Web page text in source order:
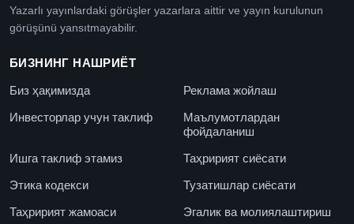
Yazarlı yayınlardaki görüşler yazarlara aittir ve yayın kurulunun
görüşünü yansıtmayabilir.
БИЗНИНГ НАШРИЁТ
Биз ҳақимизда
Реклама жойлаш
Инвесторлар учун таклиф
Маълумотлардан
фойдаланиш
Ишга таклиф этамиз
Таҳририят сиёсати
Этика кодекси
Тузатишлар сиёсати
Таҳририят жамоаси
Эгалик ва молиялаштириш